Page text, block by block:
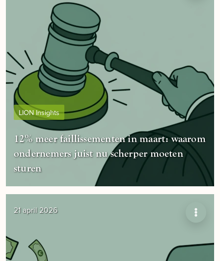
LION Insights
12% meer faillissementen in maart: waarom
ondernemers juist nu scherper moeten
sturen
21 april 2026